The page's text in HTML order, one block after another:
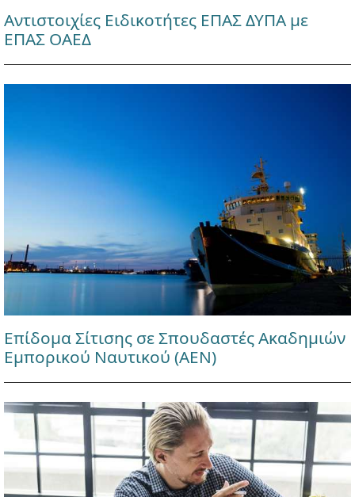
Αντιστοιχίες Ειδικοτήτες ΕΠΑΣ ΔΥΠΑ με
ΕΠΑΣ ΟΑΕΔ
Επίδομα Σίτισης σε Σπουδαστές Ακαδημιών
Εμπορικού Ναυτικού (ΑΕΝ)